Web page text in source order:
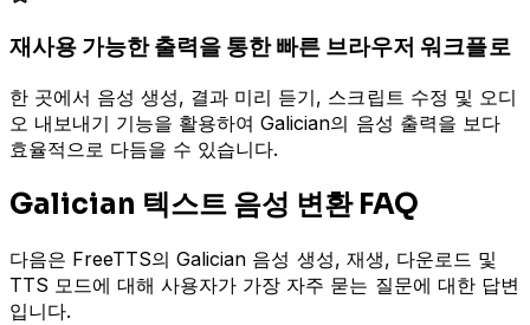
재사용 가능한 출력을 통한 빠른 브라우저 워크플로
한 곳에서 음성 생성, 결과 미리 듣기, 스크립트 수정 및 오디
오 내보내기 기능을 활용하여 Galician의 음성 출력을 보다
효율적으로 다듬을 수 있습니다.
Galician 텍스트 음성 변환 FAQ
다음은 FreeTTS의 Galician 음성 생성, 재생, 다운로드 및
TTS 모드에 대해 사용자가 가장 자주 묻는 질문에 대한 답변
입니다.